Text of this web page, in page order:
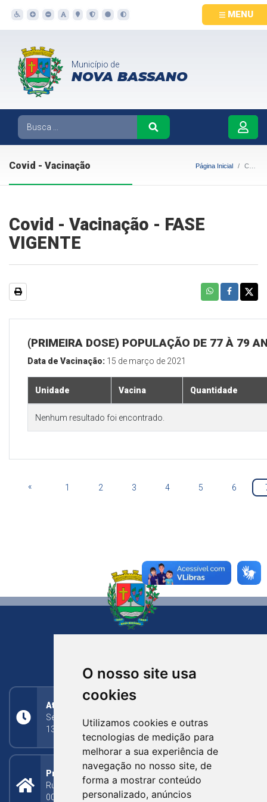
O nosso site usa
cookies
Utilizamos cookies e outras
tecnologias de medição para
melhorar a sua experiência de
navegação no nosso site, de
forma a mostrar conteúdo
personalizado, anúncios
MENU
Município de
NOVA BASSANO
Covid - Vacinação Página Inicial Covid - Vacinação
Covid - Vacinação - FASE
VIGENTE
(PRIMEIRA DOSE) POPULAÇÃO DE 77 À 79
Data de Vacinação: 15 de março de 2021
Unidade Vacina Quantidade
Nenhum resultado foi encontrado.
« 1 2 3 4 5 6
Atendimento
Segunda a Sexta: 8h às 11h30min (manhã);
13h30min às 17h (tarde)
Prefeitura Municipal
Rua Silva Jardim, 505 - Bairro Centro - CEP: 95340-
000